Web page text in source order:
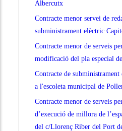
Albercutx
Contracte menor servei de
subministrament elèctric
Contracte menor de serveis
modificació del pla especial
Contracte de
a l'escoleta municipal de
Contracte menor de serveis
d’execució de millora de
del c/Llorenç Riber del Port